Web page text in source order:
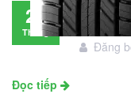
28
Tháng
Đánh
đầu tư
Đăng
Đọc tiếp